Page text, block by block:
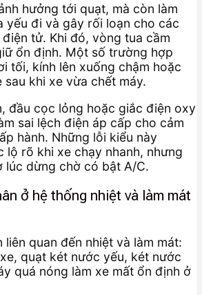
hưởng tới quạt, mà còn làm
yếu đi và gây rối loạn cho các
tử. Khi đó, vòng tua cầm
ổn định. Một số trường hợp
tối, kính lên xuống chậm hoặc
khi xe vừa chết máy.
đầu cọc lỏng hoặc giắc điện oxy
sai lệch điện áp cấp cho cảm
hành. Những lỗi kiểu này
lộ rõ khi xe chạy nhanh, nhưng
lúc dừng chờ có bật A/C.
ở hệ thống nhiệt và làm mát
liên quan đến nhiệt và làm mát:
quạt két nước yếu, két nước
quá nóng làm xe mất ổn định ở